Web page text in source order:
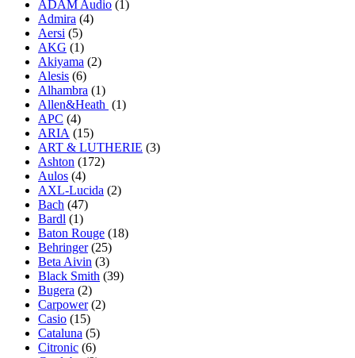
ADAM Audio (1)
Admira (4)
Aersi (5)
AKG (1)
Akiyama (2)
Alesis (6)
Alhambra (1)
Allen&Heath (1)
APC (4)
ARIA (15)
ART & LUTHERIE (3)
Ashton (172)
Aulos (4)
AXL-Lucida (2)
Bach (47)
Bardl (1)
Baton Rouge (18)
Behringer(25)
Beta Aivin (3)
Black Smith (39)
Bugera (2)
Carpower(2)
Casio (15)
Cataluna (5)
Citronic (6)